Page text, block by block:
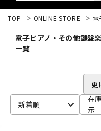
ベース
TOP ONLINE STORE
電子ピアノ・その他鍵盤
一覧
更
新着順
在
示